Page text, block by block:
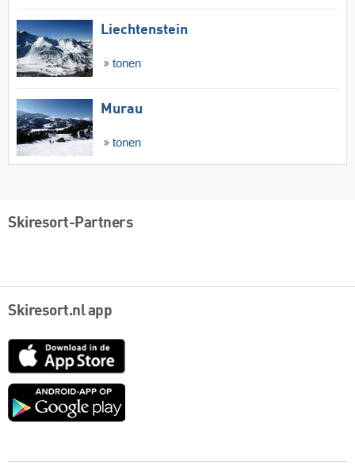
Liechtenstein
tonen
Murau
tonen
Skiresort-Partners
Skiresort.nl app
App
Google